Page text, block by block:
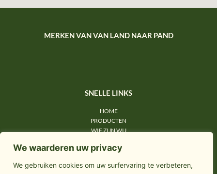
We waarderen uw privacy
We gebruiken cookies om uw surfervaring te verbeteren,
MERKEN VAN VAN LAND NAAR PAND
SNELLE LINKS
HOME
PRODUCTEN
WIE ZIJN WIJ
CONTACT